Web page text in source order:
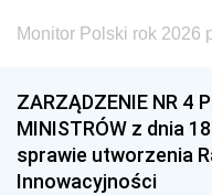
Monitor Polski rok 2026
ZARZĄDZENIE NR 4
MINISTRÓW z dnia
sprawie utworzenia
Innowacyjności